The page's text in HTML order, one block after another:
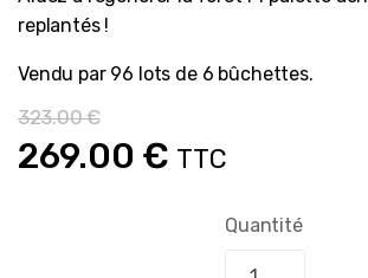
replantés !
Vendu par 96 lots de 6 bûchettes.
323.00€
Le
269.00 €Le
prix
actuel
TTC
Quantité